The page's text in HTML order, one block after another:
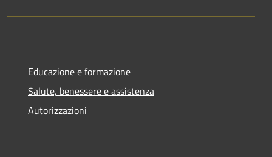
Educazione e formazione
Salute, benessere e assistenza
Autorizzazioni